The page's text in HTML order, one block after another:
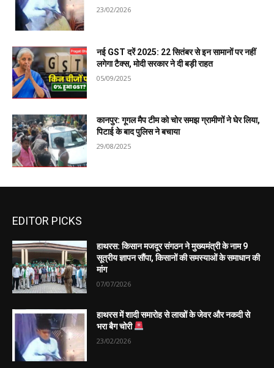
23/02/2026
नई GST दरें 2025: 22 सितंबर से इन सामानों पर नहीं
लगेगा टैक्स, मोदी सरकार ने दी बड़ी राहत
05/09/2025
कानपुर: गूगल मैप टीम को चोर समझ ग्रामीणों ने घेर लिया,
पिटाई के बाद पुलिस ने बचाया
29/08/2025
EDITOR PICKS
हाथरस: किसान मजदूर संगठन ने मुख्यमंत्री के नाम 9
सूत्रीय ज्ञापन सौंपा, किसानों की समस्याओं के समाधान की
मांग
07/07/2026
हाथरस में शादी समारोह से लाखों के जेवर और नकदी से
भरा बैग चोरी
23/02/2026